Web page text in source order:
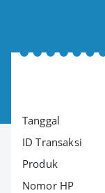
Tanggal
ID Transaksi
Produk
Nomor HP